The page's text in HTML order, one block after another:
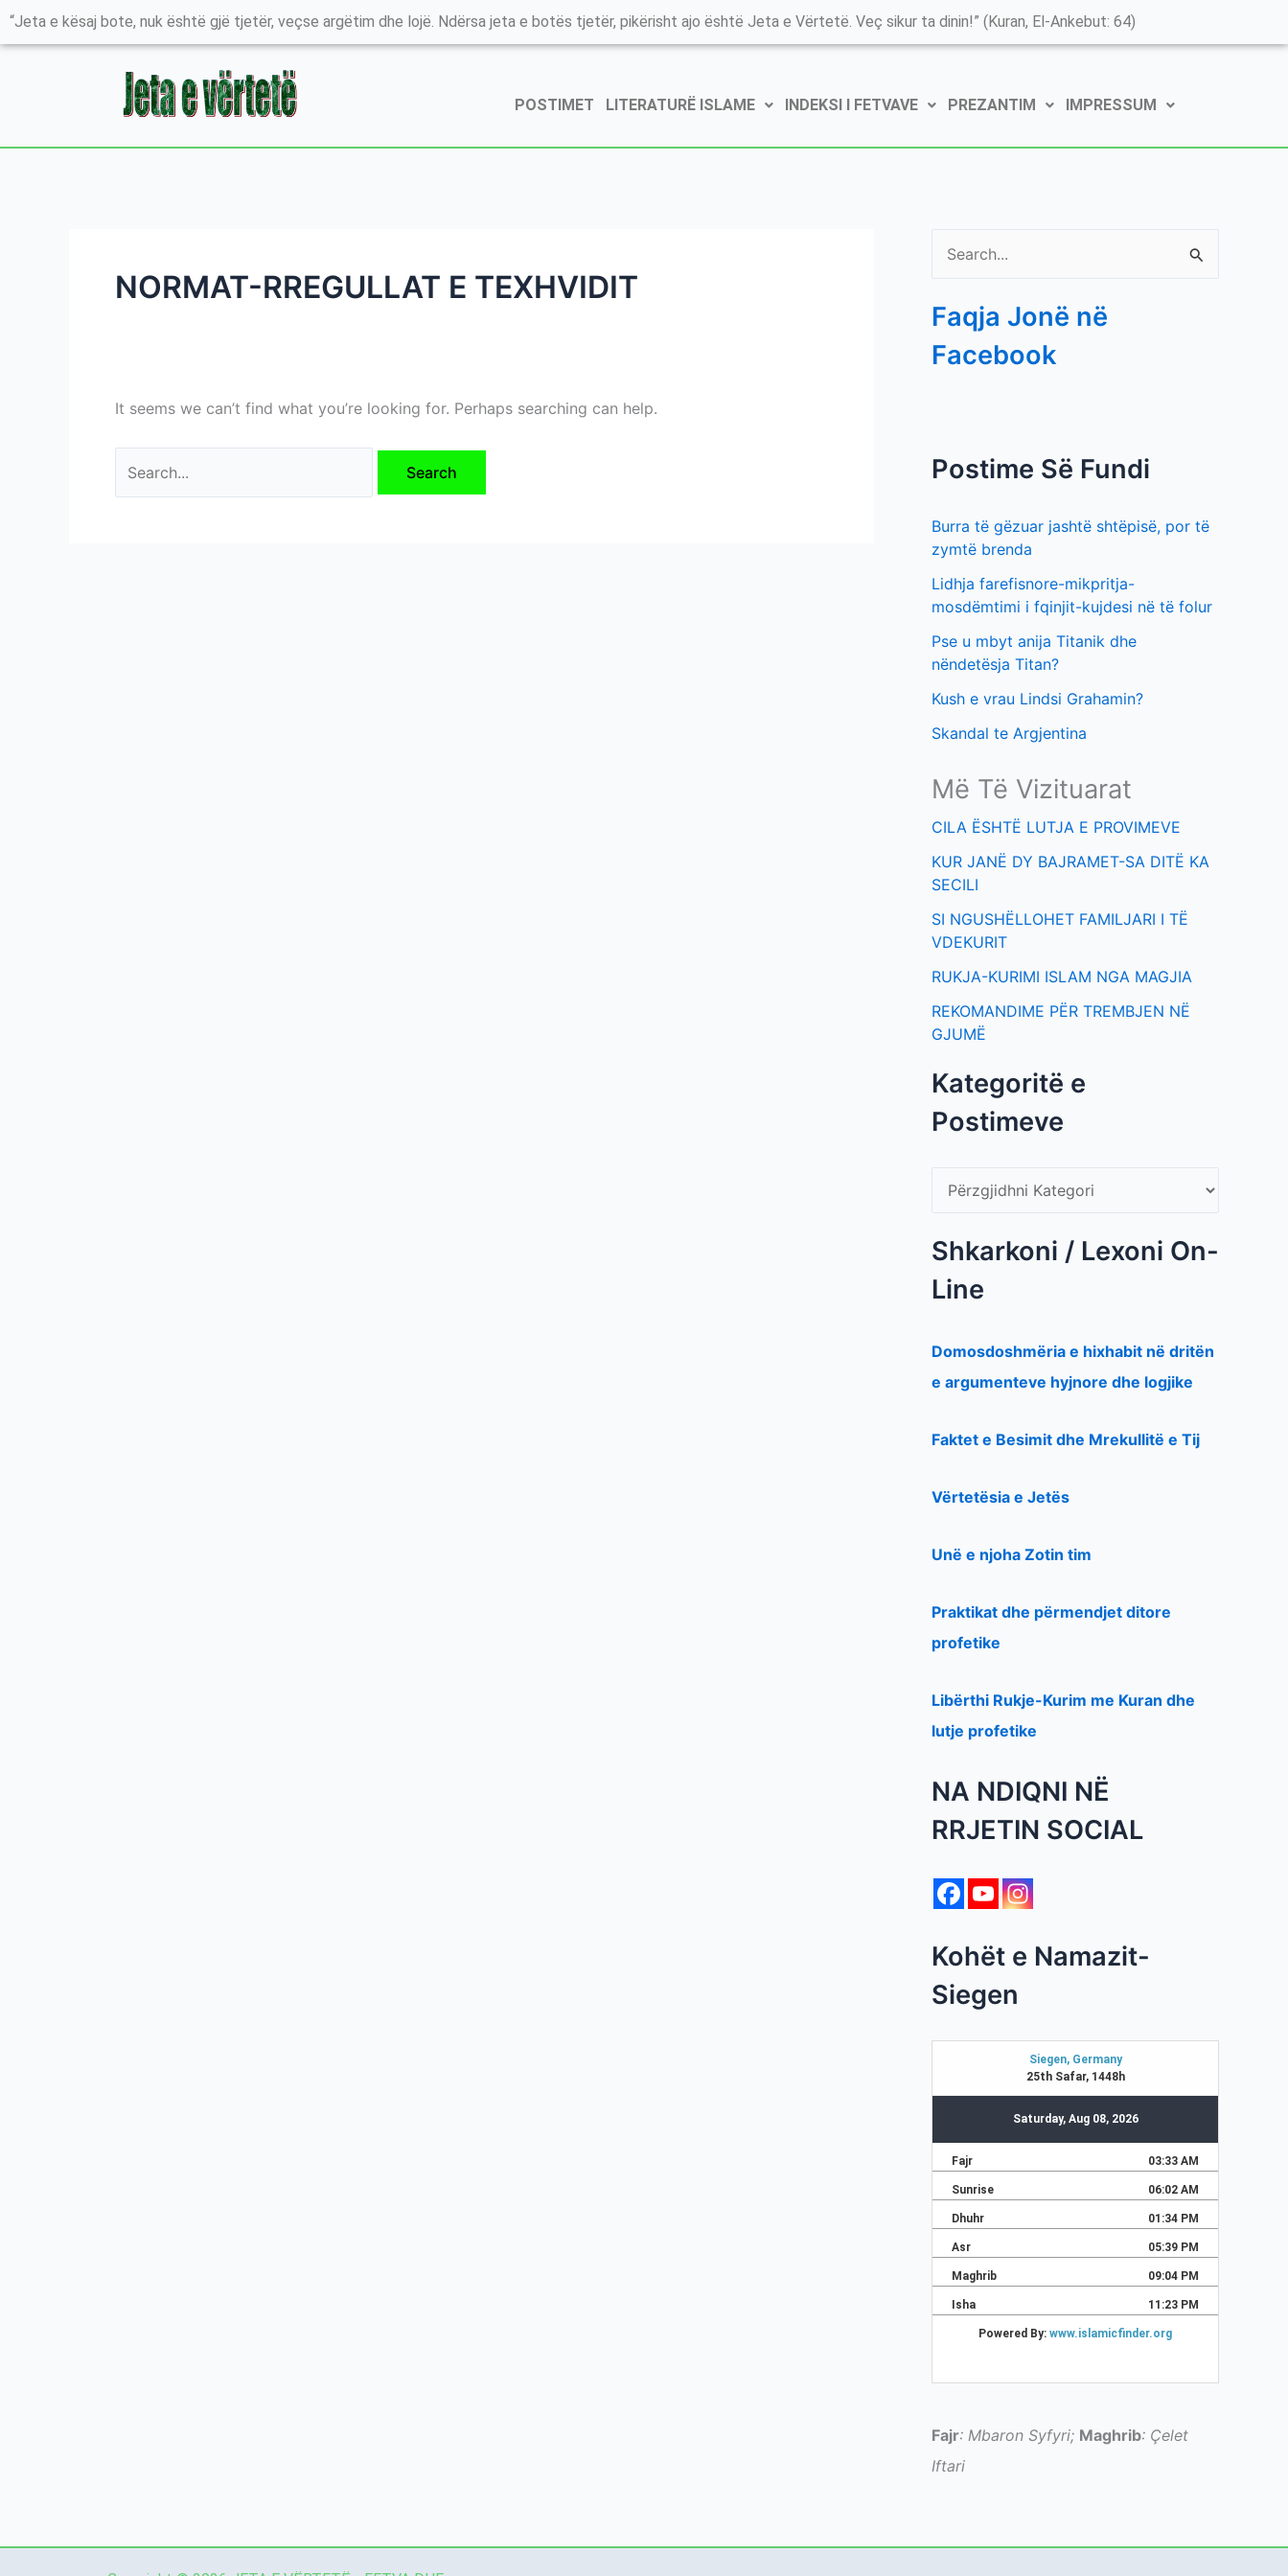
Skip
“Jeta e kësaj bote, nuk është gjë tjetër, veçse argëtim dhe lojë. Ndërsa jeta e botës tjetër, pikërisht ajo është Jeta e Vërtetë. Veç sikur ta dinin!” (Kuran, El-Ankebut: 64)
POSTIMET LITERATURË ISLAME INDEKSI I FETVAVE PREZANTIM IMPRESSUM
NORMAT-RREGULLAT E TEXHVIDIT
It seems we can’t find what you’re looking for. Perhaps searching can help.
Search
a
r
o
:
Faqja Jonë në
Facebook
Postime Së Fundi
Burra të gëzuar jashtë shtëpisë, por të
zymtë brenda
Lidhja farefisnore-mikpritja-
mosdëmtimi i fqinjit-kujdesi në të folur
Pse u mbyt anija Titanik dhe
nëndetësja Titan?
Kush e vrau Lindsi Grahamin?
Skandal te Argjentina
Më Të Vizituarat
CILA ËSHTË LUTJA E PROVIMEVE
KUR JANË DY BAJRAMET-SA DITË KA
SECILI
SI NGUSHËLLOHET FAMILJARI I TË
VDEKURIT
RUKJA-KURIMI ISLAM NGA MAGJIA
REKOMANDIME PËR TREMBJEN NË
GJUMË
Kategoritë e
Postimeve
K
a
e
i
e
P
i
e
Shkarkoni / Lexoni On-
Line
Domosdoshmëria e hixhabit në dritën
e argumenteve hyjnore dhe logjike
Faktet e Besimit dhe Mrekullitë e Tij
Vërtetësia e Jetës
Unë e njoha Zotin tim
Praktikat dhe përmendjet ditore
profetike
Libërthi Rukje-Kurim me Kuran dhe
lutje profetike
NA NDIQNI NË
RRJETIN SOCIAL
Kohët e Namazit-
Siegen
Fajr: Mbaron Syfyri; Maghrib: Çelet
Iftari